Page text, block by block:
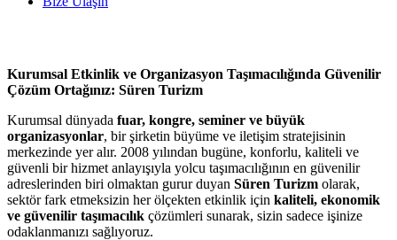
Kurumsal Etkinlik ve Organizasyon Taşımacılığında Güvenilir
Çözüm Ortağınız: Süren Turizm
Kurumsal dünyada fuar, kongre, seminer ve büyük
organizasyonlar, bir şirketin büyüme ve iletişim stratejisinin
merkezinde yer alır. 2008 yılından bugüne, konforlu, kaliteli ve
güvenli bir hizmet anlayışıyla yolcu taşımacılığının en güvenilir
adreslerinden biri olmaktan gurur duyan Süren Turizm olarak,
sektör fark etmeksizin her ölçekten etkinlik için kaliteli, ekonomik
ve güvenilir taşımacılık çözümleri sunarak, sizin sadece işinize
odaklanmanızı sağlıyoruz.